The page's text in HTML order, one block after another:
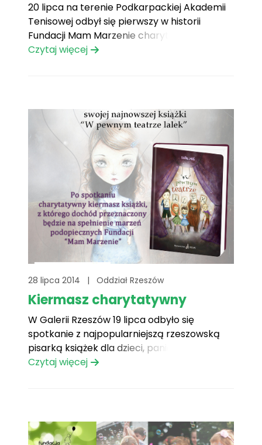
20 lipca na terenie Podkarpackiej Akademii
Tenisowej odbył się pierwszy w historii
Fundacji Mam Marzenie charytatywny
Turniej Tenisa.
Czytaj więcej
28 lipca 2014 | Oddział Rzeszów
Kiermasz charytatywny
W Galerii Rzeszów 19 lipca odbyło się
spotkanie z najpopularniejszą rzeszowską
pisarką książek dla dzieci, panią Lidią Miś,
która przeczytała fragmenty swojej
Czytaj więcej